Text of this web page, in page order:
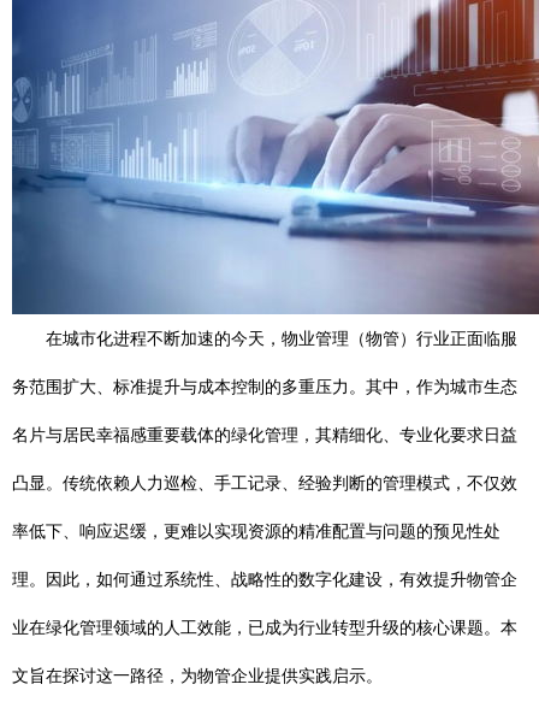
在城市化进程不断加速的今天，物业管理（物管）行业正面临服
务范围扩大、标准提升与成本控制的多重压力。其中，作为城市生态
名片与居民幸福感重要载体的绿化管理，其精细化、专业化要求日益
凸显。传统依赖人力巡检、手工记录、经验判断的管理模式，不仅效
率低下、响应迟缓，更难以实现资源的精准配置与问题的预见性处
理。因此，如何通过系统性、战略性的数字化建设，有效提升物管企
业在绿化管理领域的人工效能，已成为行业转型升级的核心课题。本
文旨在探讨这一路径，为物管企业提供实践启示。